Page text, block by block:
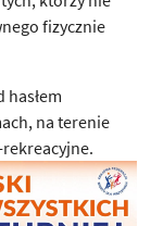
fizycznie
na terenie